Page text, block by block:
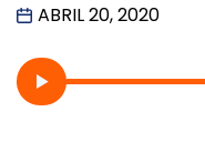
ABRIL 20, 2020